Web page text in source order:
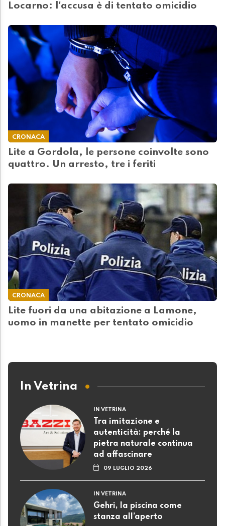
Locarno: l'accusa è di tentato omicidio
CRONACA
Lite a Gordola, le persone coinvolte sono
quattro. Un arresto, tre i feriti
CRONACA
Lite fuori da una abitazione a Lamone,
uomo in manette per tentato omicidio
In Vetrina
IN VETRINA
Tra imitazione e
autenticità: perché la
pietra naturale continua
ad affascinare
09 LUGLIO 2026
IN VETRINA
Gehri, la piscina come
stanza all’aperto